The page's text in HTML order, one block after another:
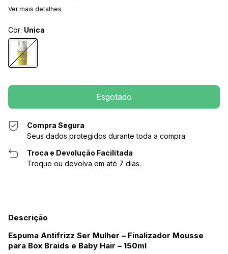
Ver mais detalhes
Cor: Unica
Compra Segura
Seus dados protegidos durante toda a compra.
Troca e Devolução Facilitada
Troque ou devolva em até 7 dias.
Descrição
Espuma Antifrizz Ser Mulher – Finalizador Mousse
para Box Braids e Baby Hair – 150ml